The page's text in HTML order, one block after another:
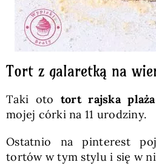
Tort z galaretką na
Taki oto tort rajska plaża
mojej córki na 11 urodziny.
Ostatnio na pinterest
tortów w tym stylu i się w